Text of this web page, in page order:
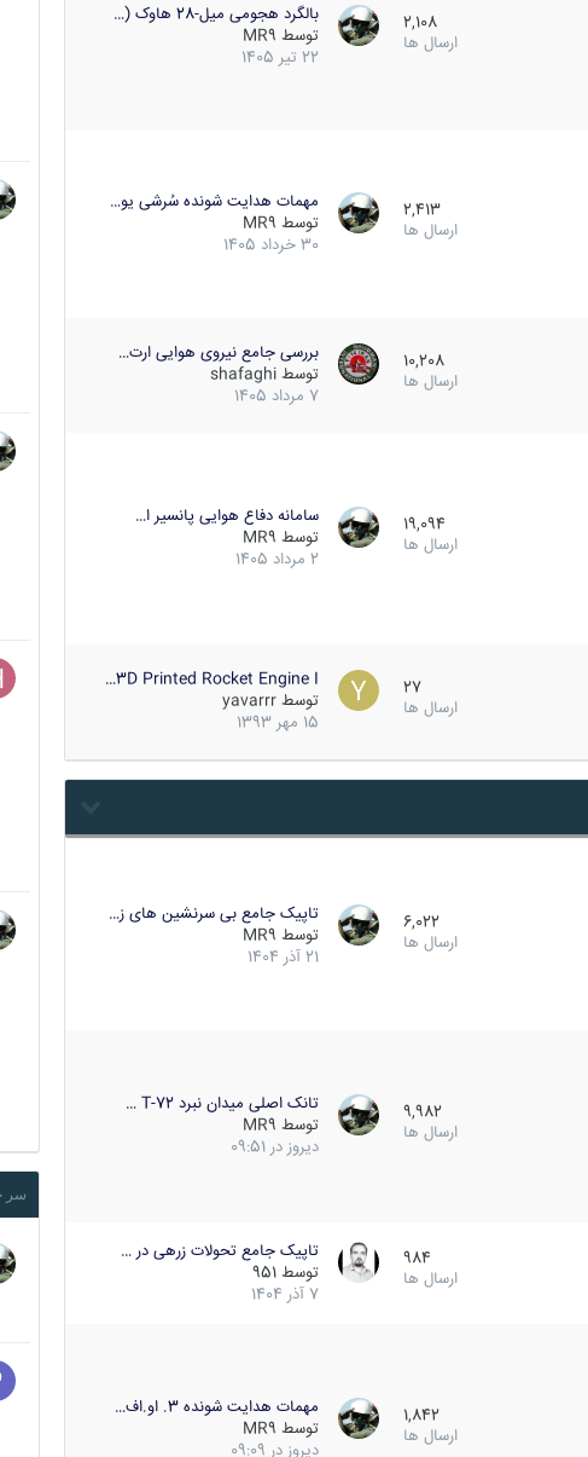
2,108
ارسال ها
بالگرد هجومی میل-28 هاوک (…
توسط MR9
22 تیر 1405
2,413
ارسال ها
مهمات هدایت شونده سُرشی یو…
توسط MR9
30 خرداد 1405
10,208
ارسال ها
بررسی جامع نیروی هوایی ارت…
توسط shafaghi
7 مرداد 1405
19,094
ارسال ها
سامانه دفاع هوایی پانسیر ا…
توسط MR9
2 مرداد 1405
27
ارسال ها
3D Printed Rocket Engine I…
توسط yavarrr
15 مهر 1393
6,022
ارسال ها
تاپیک جامع بی سرنشین های ز…
توسط MR9
21 آذر 1404
9,982
ارسال ها
تانک اصلی میدان نبرد T-72 …
توسط MR9
دیروز در 09:51
984
ارسال ها
تاپیک جامع تحولات زرهی در …
توسط 951
7 آذر 1404
1,842
ارسال ها
مهمات هدایت شونده 3. او.اف…
توسط MR9
دیروز در 09:09
سر